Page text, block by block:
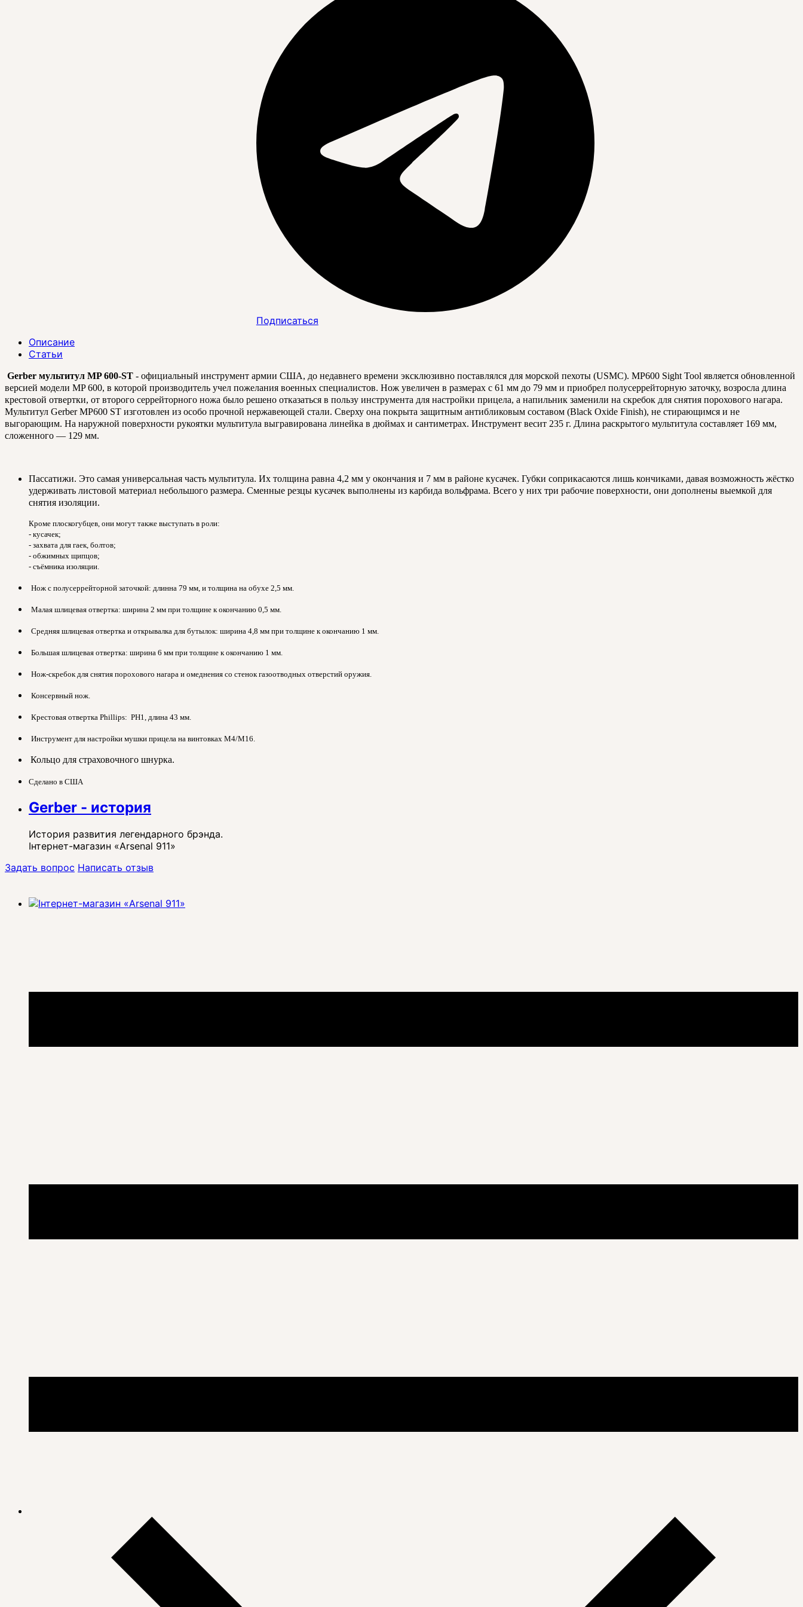
Подписаться
Описание
Статьи
Gerber мультитул MP 600-ST - официальный инструмент армии США, до недавнего времени эксклюзивно поставлялся для морской пехоты (USMC). MP600 Sight Tool является обновленной
версией модели MP 600, в которой производитель учел пожелания военных специалистов. Нож увеличен в размерах с 61 мм до 79 мм и приобрел полусеррейторную заточку, возросла длина
крестовой отвертки, от второго серрейторного ножа было решено отказаться в пользу инструмента для настройки прицела, а напильник заменили на скребок для снятия порохового нагара.
Мультитул Gerber MP600 ST изготовлен из особо прочной нержавеющей стали. Сверху она покрыта защитным антибликовым составом (Black Oxide Finish), не стирающимся и не
выгорающим. На наружной поверхности рукоятки мультитула выгравирована линейка в дюймах и сантиметрах. Инструмент весит 235 г. Длина раскрытого мультитула составляет 169 мм,
сложенного — 129 мм.
Пассатижи. Это самая универсальная часть мультитула. Их толщина равна 4,2 мм у окончания и 7 мм в районе кусачек. Губки соприкасаются лишь кончиками, давая возможность жёстко
удерживать листовой материал небольшого размера. Сменные резцы кусачек выполнены из карбида вольфрама. Всего у них три рабочие поверхности, они дополнены выемкой для
снятия изоляции.
Кроме плоскогубцев, они могут также выступать в роли:
- кусачек;
- захвата для гаек, болтов;
- обжимных щипцов;
- съёмника изоляции.
Нож с полусеррейторной заточкой: длинна 79 мм, и толщина на обухе 2,5 мм.
Малая шлицевая отвертка: ширина 2 мм при толщине к окончанию 0,5 мм.
Средняя шлицевая отвертка и открывалка для бутылок: ширина 4,8 мм при толщине к окончанию 1 мм.
Большая шлицевая отвертка: ширина 6 мм при толщине к окончанию 1 мм.
Нож-скребок для снятия порохового нагара и омеднения со стенок газоотводных отверстий оружия.
Консервный нож.
Крестовая отвертка Phillips: PH1, длина 43 мм.
Инструмент для настройки мушки прицела на винтовках M4/M16.
Кольцо для страховочного шнурка.
Сделано в США
Gerber - история
История развития легендарного брэнда.
Інтернет-магазин «Arsenal 911»
Задать вопрос Написать отзыв